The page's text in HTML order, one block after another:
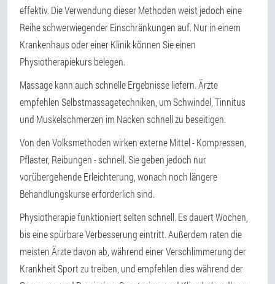
effektiv. Die Verwendung dieser Methoden weist jedoch eine
Reihe schwerwiegender Einschränkungen auf. Nur in einem
Krankenhaus oder einer Klinik können Sie einen
Physiotherapiekurs belegen.
Massage kann auch schnelle Ergebnisse liefern. Ärzte
empfehlen Selbstmassagetechniken, um Schwindel, Tinnitus
und Muskelschmerzen im Nacken schnell zu beseitigen.
Von den Volksmethoden wirken externe Mittel - Kompressen,
Pflaster, Reibungen - schnell. Sie geben jedoch nur
vorübergehende Erleichterung, wonach noch längere
Behandlungskurse erforderlich sind.
Physiotherapie funktioniert selten schnell. Es dauert Wochen,
bis eine spürbare Verbesserung eintritt. Außerdem raten die
meisten Ärzte davon ab, während einer Verschlimmerung der
Krankheit Sport zu treiben, und empfehlen dies während der